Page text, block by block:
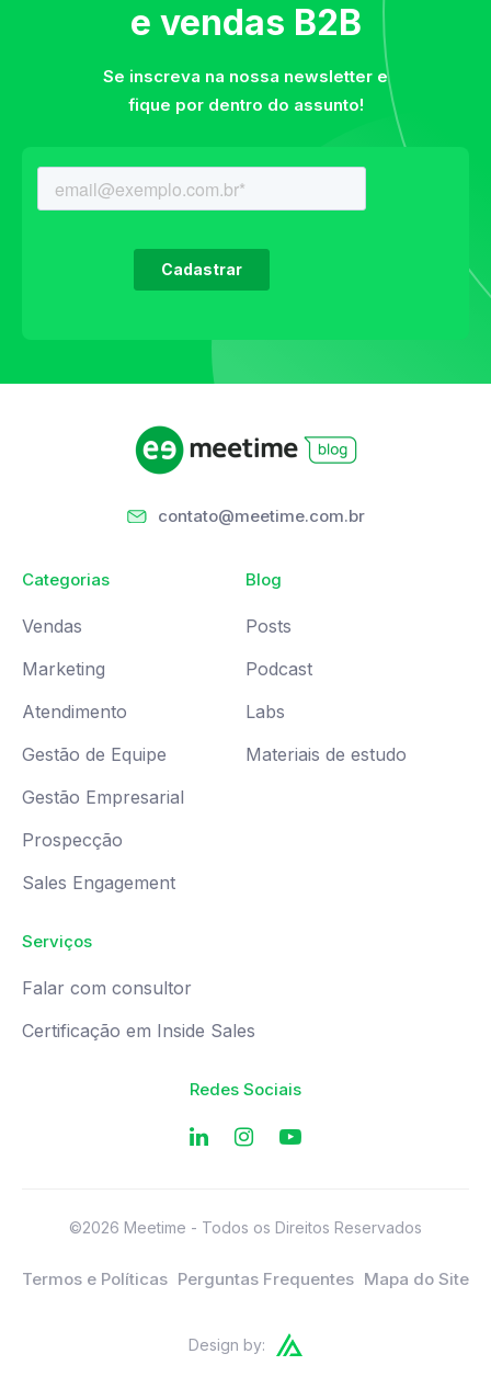
e vendas B2B
Se inscreva na nossa newsletter e
fique por dentro do assunto!
contato@meetime.com.br
Categorias
Vendas
Marketing
Atendimento
Gestão de Equipe
Gestão Empresarial
Prospecção
Sales Engagement
Blog
Posts
Podcast
Labs
Materiais de estudo
Serviços
Falar com consultor
Certificação em Inside Sales
Redes Sociais
©2026 Meetime - Todos os Direitos Reservados
Termos e Políticas Perguntas Frequentes Mapa do Site
Design by: